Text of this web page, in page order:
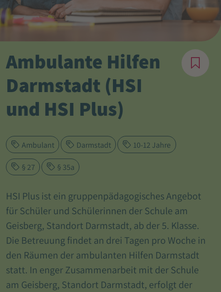
Ambulante Hilfen
Darmstadt (HSI
und HSI Plus)
Ambulant Darmstadt 10-12 Jahre
§ 27 § 35a
HSI Plus ist ein gruppenpädagogisches Angebot
für Schüler und Schülerinnen der Schule am
Geisberg, Standort Darmstadt, ab der 5. Klasse.
Die Betreuung findet an drei Tagen pro Woche in
den Räumen der ambulanten Hilfen Darmstadt
statt. In enger Zusammenarbeit mit der Schule
am Geisberg, Standort Darmstadt, erfolgt der